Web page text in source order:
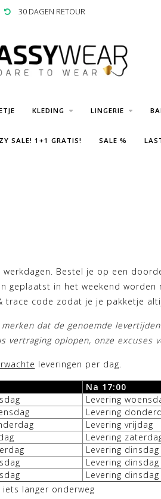
30 DAGEN RETOUR
KLEDING LINGERIE
SALE! 1+1 GRATIS! SALE %
Bestel je op een
geplaatst in het weekend
trace code zodat je je pakketje
dat de genoemde
vertraging oplopen, onze excuses
leveringen per dag.
Na 17:00
Levering
Levering
Levering vrijdag
Levering
Levering dinsdag
Levering dinsdag
Levering dinsdag
langer onderweg